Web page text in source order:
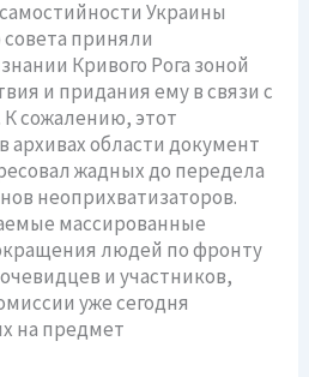
Украины
приняли
Кривого Рога зоной
и придания ему в связи с
К сожалению, этот
архивах области документ
жадных до передела
неоприхватизаторов.
массированные
людей по фронту
и участников,
уже сегодня
на предмет